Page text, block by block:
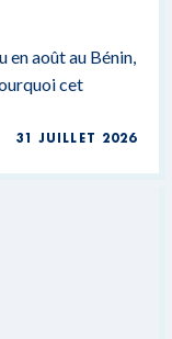
en août au Bénin,
cet
31 JUILLET 2026